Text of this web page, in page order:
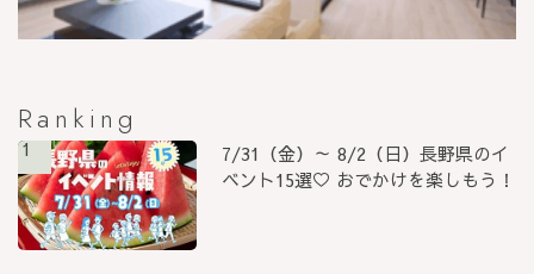
Ranking
1
7/31（金）～ 8/2（日）長野県のイ
ベント15選♡ おでかけを楽しもう！